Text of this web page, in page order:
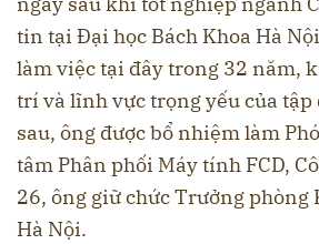
tin tại Đại học Bách Khoa Hà
làm việc tại đây trong 32 năm,
trí và lĩnh vực trọng yếu của tập
sau, ông được bổ nhiệm làm
tâm Phân phối Máy tính FCD,
26, ông giữ chức Trưởng phòng
Hà Nội.